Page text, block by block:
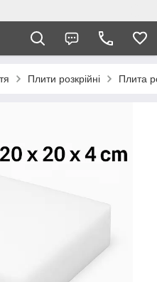
Плити розкрійні Плита